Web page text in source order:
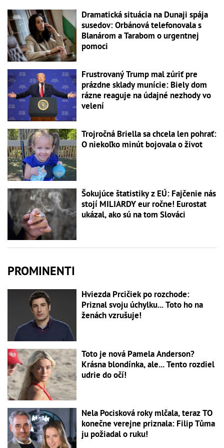
Dramatická situácia na Dunaji spája
susedov: Orbánová telefonovala s
Blanárom a Tarabom o urgentnej
pomoci
Frustrovaný Trump mal zúriť pre
prázdne sklady munície: Biely dom
rázne reaguje na údajné nezhody vo
velení
Trojročná Briella sa chcela len pohrať:
O niekoľko minút bojovala o život
Šokujúce štatistiky z EÚ: Fajčenie nás
stojí MILIARDY eur ročne! Eurostat
ukázal, ako sú na tom Slováci
PROMINENTI
Hviezda Prcičiek po rozchode:
Priznal svoju úchylku... Toto ho na
ženách vzrušuje!
Toto je nová Pamela Anderson?
Krásna blondínka, ale... Tento rozdiel
udrie do očí!
Nela Pocisková roky mlčala, teraz TO
konečne verejne priznala: Filip Tůma
ju požiadal o ruku!